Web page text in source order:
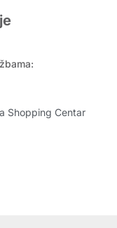
Shopping Centar